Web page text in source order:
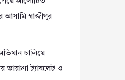
আসামি গাজীপুর
চালিয়ে
ভায়াগ্রা ট্যাবলেট ও